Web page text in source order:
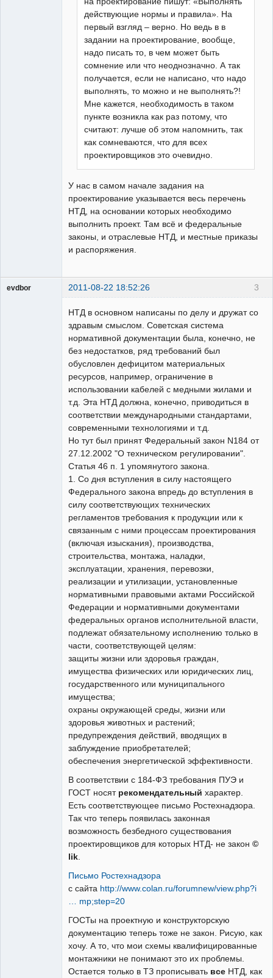
действующие нормы и правила». На
первый взгляд – верно. Но ведь в в
задании на проектирование, вообще,
надо писать то, в чем может быть
сомнение или что неоднозначно. А так
получается, если не написано, что надо
выполнять, то можно и не выполнять?!
Мне кажется, необходимость в таком
пункте возникла как раз потому, что
считают: лучше об этом напомнить, так
как сомневаются, что для всех
проектировщиков это очевидно.
У нас в самом начале задания на
проектирование указывается весь перечень
НТД, на основании которых необходимо
выполнить проект. Там всё и федеральные
законы, и отраслевые НТД, и местные приказы
и распоряжения.
3
evdbor 2011-08-22 18:52:26
НТД в основном написаны по делу и дружат со
здравым смыслом. Советская система
нормативной документации была, конечно, не
без недостатков, ряд требований был
обусловлен дефицитом материальных
ресурсов, например, ограничение в
использовании кабелей с медными жилами и
т.д. Эта НТД должна, конечно, приводиться в
соответствии международными стандартами,
современными технологиями и т.д.
Но тут был принят Федеральный закон N184 от
27.12.2002 "О техническом регулировании".
Статья 46 п. 1 упомянутого закона.
1. Со дня вступления в силу настоящего
Федерального закона впредь до вступления в
силу соответствующих технических
регламентов требования к продукции или к
связанным с ними процессам проектирования
(включая изыскания), производства,
строительства, монтажа, наладки,
эксплуатации, хранения, перевозки,
реализации и утилизации, установленные
нормативными правовыми актами Российской
Федерации и нормативными документами
федеральных органов исполнительной власти,
подлежат обязательному исполнению только в
части, соответствующей целям:
защиты жизни или здоровья граждан,
имущества физических или юридических лиц,
государственного или муниципального
имущества;
охраны окружающей среды, жизни или
здоровья животных и растений;
предупреждения действий, вводящих в
заблуждение приобретателей;
обеспечения энергетической эффективности.
В соответствии с 184-ФЗ требования ПУЭ и
ГОСТ носят рекомендательный характер.
Есть соответствующее письмо Ростехнадзора.
Так что теперь появилась законная
возможность безбедного существования
проектировщиков для которых НТД- не закон ©
lik
Письмо Ростехнадзора
с сайта http://www.colan.ru/forumnew/view.php?i
… mp;step=20
ГОСТы на проектную и конструкторскую
документацию теперь тоже не закон. Рисую, как
хочу. А то, что мои схемы квалифицированные
монтажники не понимают это их проблемы.
Остается только в ТЗ прописывать все НТД, как